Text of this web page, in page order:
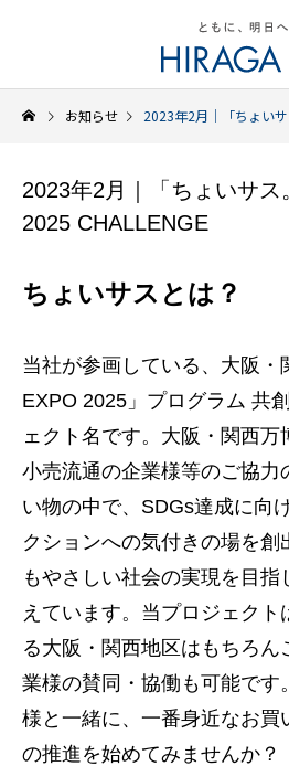
お知らせ 2023年2月｜「ちょいサス。
2023年2月｜「ちょいサス
2025 CHALLENGE
ちょいサスとは？
当社が参画している、大阪・
EXPO 2025」プログラム 共
ェクト名です。大阪・関西万
小売流通の企業様等のご協力
い物の中で、SDGs達成に向
クションへの気付きの場を創
もやさしい社会の実現を目
えています。当プロジェク
る大阪・関西地区はもちろん
業様の賛同・協働も可能です
様と一緒に、一番身近なお買
の推進を始めてみませんか？